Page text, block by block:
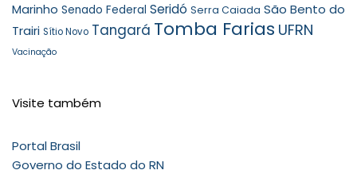
Marinho Senado Federal Seridó Serra Caiada São Bento do
Trairi Sítio Novo Tangará Tomba Farias UFRN
Vacinação
Visite também
Portal Brasil
Governo do Estado do RN